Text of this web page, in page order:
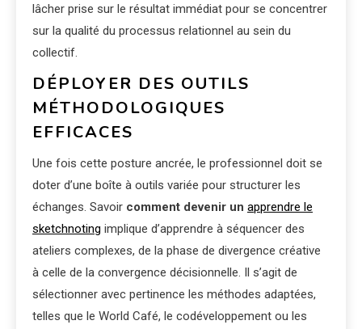
lâcher prise sur le résultat immédiat pour se concentrer
sur la qualité du processus relationnel au sein du
collectif.
DÉPLOYER DES OUTILS
MÉTHODOLOGIQUES
EFFICACES
Une fois cette posture ancrée, le professionnel doit se
doter d’une boîte à outils variée pour structurer les
échanges. Savoir comment devenir un apprendre le
sketchnoting implique d’apprendre à séquencer des
ateliers complexes, de la phase de divergence créative
à celle de la convergence décisionnelle. Il s’agit de
sélectionner avec pertinence les méthodes adaptées,
telles que le World Café, le codéveloppement ou les